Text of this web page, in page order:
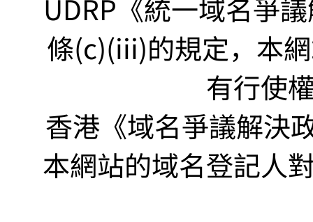
UDRP《統一域名爭
條(c)(iii)的規定，本
有行使
香港《域名爭議解決
本網站的域名登記人